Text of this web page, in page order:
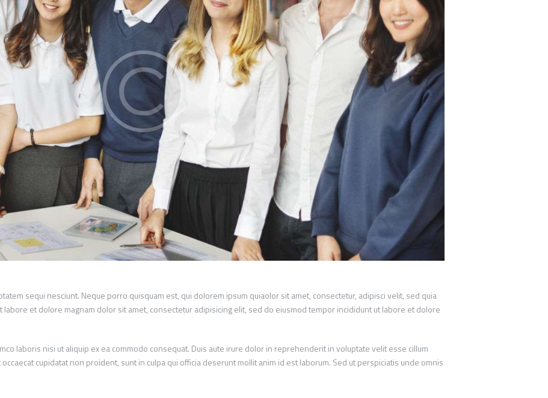
sequi nesciunt. Neque porro quisquam est, qui dolorem ipsum quiaolor sit amet, consectetur, adipisci velit, sed quia
et dolore magnam dolor sit amet, consectetur adipisicing elit, sed do eiusmod tempor incididunt ut labore et dolore
laboris nisi ut aliquip ex ea commodo consequat. Duis aute irure dolor in reprehenderit in voluptate velit esse cillum
cupidatat non proident, sunt in culpa qui officia deserunt mollit anim id est laborum. Sed ut perspiciatis unde omnis